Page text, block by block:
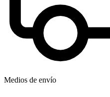
Medios de envío